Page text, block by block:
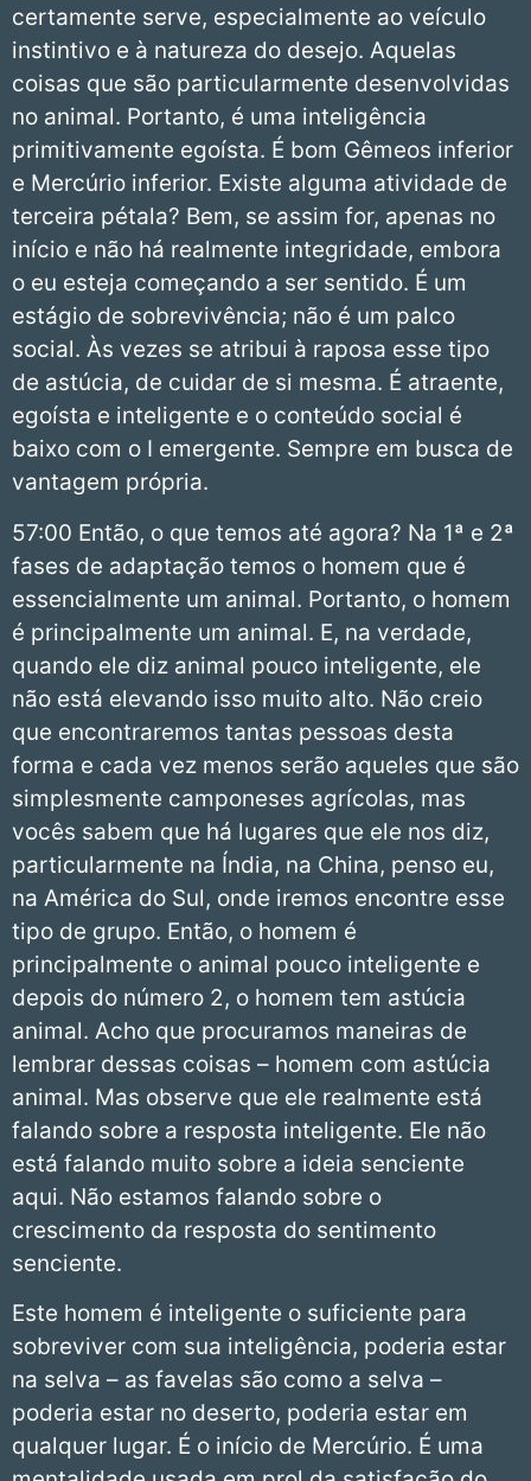
certamente serve, especialmente ao veículo
instintivo e à natureza do desejo. Aquelas
coisas que são particularmente desenvolvidas
no animal. Portanto, é uma inteligência
primitivamente egoísta. É bom Gêmeos inferior
e Mercúrio inferior. Existe alguma atividade de
terceira pétala? Bem, se assim for, apenas no
início e não há realmente integridade, embora
o eu esteja começando a ser sentido. É um
estágio de sobrevivência; não é um palco
social. Às vezes se atribui à raposa esse tipo
de astúcia, de cuidar de si mesma. É atraente,
egoísta e inteligente e o conteúdo social é
baixo com o I emergente. Sempre em busca de
vantagem própria.
57:00 Então, o que temos até agora? Na 1ª e 2ª
fases de adaptação temos o homem que é
essencialmente um animal. Portanto, o homem
é principalmente um animal. E, na verdade,
quando ele diz animal pouco inteligente, ele
não está elevando isso muito alto. Não creio
que encontraremos tantas pessoas desta
forma e cada vez menos serão aqueles que são
simplesmente camponeses agrícolas, mas
vocês sabem que há lugares que ele nos diz,
particularmente na Índia, na China, penso eu,
na América do Sul, onde iremos encontre esse
tipo de grupo. Então, o homem é
principalmente o animal pouco inteligente e
depois do número 2, o homem tem astúcia
animal. Acho que procuramos maneiras de
lembrar dessas coisas – homem com astúcia
animal. Mas observe que ele realmente está
falando sobre a resposta inteligente. Ele não
está falando muito sobre a ideia senciente
aqui. Não estamos falando sobre o
crescimento da resposta do sentimento
senciente.
Este homem é inteligente o suficiente para
sobreviver com sua inteligência, poderia estar
na selva – as favelas são como a selva –
poderia estar no deserto, poderia estar em
qualquer lugar. É o início de Mercúrio. É uma